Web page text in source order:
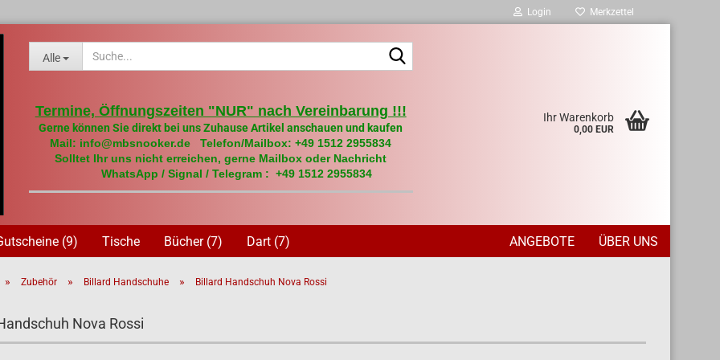
Login Merkzettel
Alle
Termine, Öffnungszeiten "NUR" nach Vereinbarung !!!
Gerne können Sie direkt bei uns Zuhause Artikel anschauen und kaufen
Mail: info@mbsnooker.de Telefon/Mailbox: +49 1512 2955834
Solltet Ihr uns nicht erreichen, gerne Mailbox oder Nachricht
WhatsApp / Signal / Telegram : +49 1512 2955834
Ihr Warenkorb
0,00 EUR
(9) Tische Bücher (7) Dart (7) ANGEBOTE ÜBER UNS
» Zubehör » Billard Handschuhe » Billard Handschuh Nova Rossi
Nova Rossi